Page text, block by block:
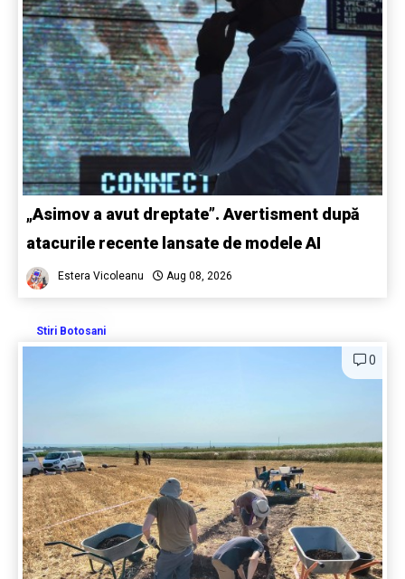
„Asimov a avut dreptate”. Avertisment după
atacurile recente lansate de modele AI
Estera Vicoleanu Aug 08, 2026
Stiri Botosani
0